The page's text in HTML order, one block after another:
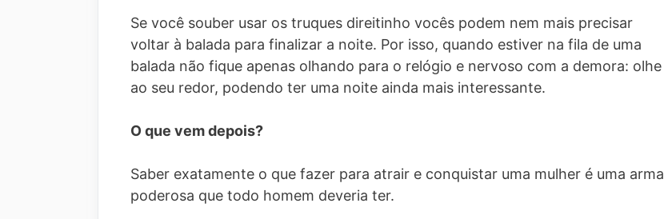
Se você souber usar os truques direitinho vocês podem nem mais precisar
voltar à balada para finalizar a noite. Por isso, quando estiver na fila de uma
balada não fique apenas olhando para o relógio e nervoso com a demora: olhe
ao seu redor, podendo ter uma noite ainda mais interessante.
O que vem depois?
Saber exatamente o que fazer para atrair e conquistar uma mulher é uma arma
poderosa que todo homem deveria ter.